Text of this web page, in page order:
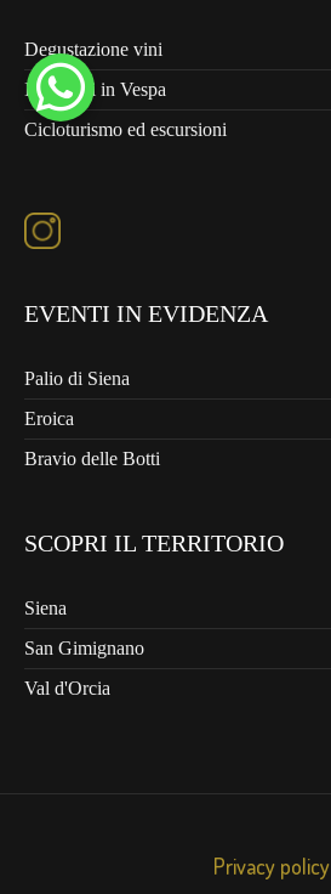
Degustazione vini
Il Chianti in Vespa
Cicloturismo ed escursioni
EVENTI IN EVIDENZA
Palio di Siena
Eroica
Bravio delle Botti
SCOPRI IL TERRITORIO
Siena
San Gimignano
Val d'Orcia
Privacy policy